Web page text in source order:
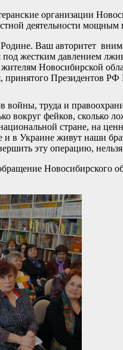
организации
деятельности
Ваш авторитет
под жестким давлением
Новосибирской
принятого Президентов
войны, труда и
вокруг фейков, сколько
стране, на
и в Украине живут наши
эту операцию,
Новосибирского